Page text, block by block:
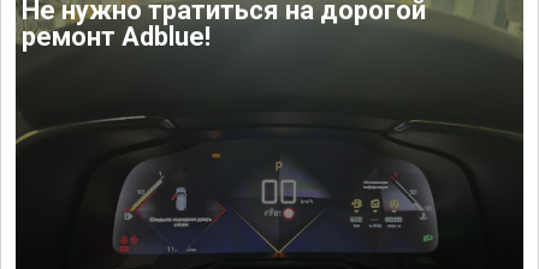
Не нужно тратиться на дорогой
ремонт Adblue!